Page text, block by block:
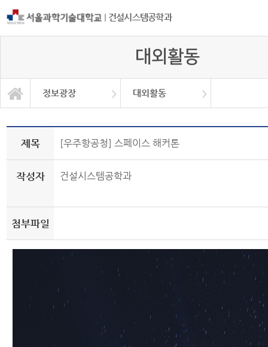
| 건설시스템공학과
대외활동
정보광장 대외활동
학과소개
교과과정
학사정보
대학원
정보광장
커뮤니티
취업정보
대외활동
제목 [우주항공청] 스페이스 해커톤
작성자 건설시스템공학과
첨부파일